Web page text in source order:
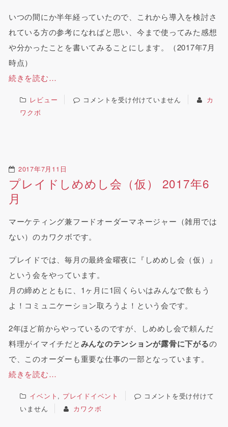
いつの間にか半年経っていたので、これから導入を検討さ
れている方の参考になればと思い、今まで使ってみた感想
や分かったことを書いてみることにします。（2017年7月
時点）
続きを読む…
レビュー コメントを受け付けていません
カ
ワクボ
2017年7月11日
プレイドしめめし会（仮） 2017年6
月
マーケティング兼フードオーダーマネージャー（雑用では
ない）のカワクボです。
プレイドでは、毎月の最終金曜夜に『しめめし会（仮）』
という会をやっています。
月の締めとともに、1ヶ月に1回くらいはみんなで飲もう
よ！コミュニケーション取ろうよ！という会です。
2年ほど前からやっているのですが、しめめし会で頼んだ
料理がイマイチだとみんなのテンションが露骨に下がるの
で、このオーダーも重要な仕事の一部となっています。
続きを読む…
イベント , プレイドイベント
コメントを受け付けて
いません
カワクボ